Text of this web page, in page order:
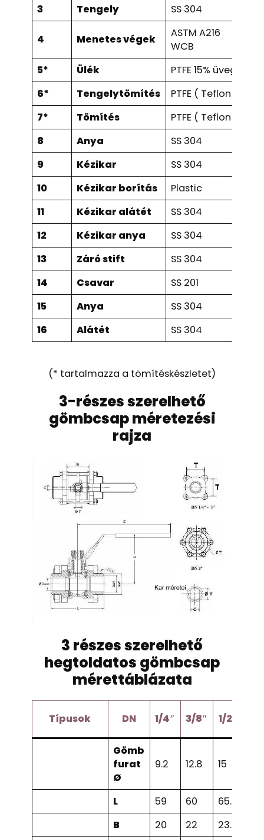
3
Tengely SS 304
4 Menetes végek
ASTM A216
WCB
5* Ülék
PTFE 15% üveggel
6*
Tengelytömítés
PTFE ( Teflon )
7*
Tömítés
PTFE ( Teflon )
8
Anya
SS 304
9
Kézikar
SS 304
10
Kézikar borítás
Plastic
11
Kézikar alátét
SS 304
12
Kézikar anya
SS 304
13
Záró stift
SS 304
14
Csavar
SS 201
15
Anya
SS 304
16
Alátét SS 304
(* tartalmazza a tömítéskészletet)
3-részes szerelhető
gömbcsap méretezési
rajza
3 részes szerelhető
hegtoldatos gömbcsap
mérettáblázata
Típusok DN 1/4″ 3/8″ 1/2″
Gömb
furat
Ø
9.2 12.8 15
L 59 60 65.5
B
20 22 23.3